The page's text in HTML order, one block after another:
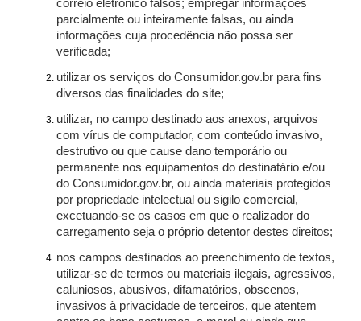
correio eletrônico falsos; empregar informações
parcialmente ou inteiramente falsas, ou ainda
informações cuja procedência não possa ser
verificada;
utilizar os serviços do Consumidor.gov.br para fins
diversos das finalidades do site;
utilizar, no campo destinado aos anexos, arquivos
com vírus de computador, com conteúdo invasivo,
destrutivo ou que cause dano temporário ou
permanente nos equipamentos do destinatário e/ou
do Consumidor.gov.br, ou ainda materiais protegidos
por propriedade intelectual ou sigilo comercial,
excetuando-se os casos em que o realizador do
carregamento seja o próprio detentor destes direitos;
nos campos destinados ao preenchimento de textos,
utilizar-se de termos ou materiais ilegais, agressivos,
caluniosos, abusivos, difamatórios, obscenos,
invasivos à privacidade de terceiros, que atentem